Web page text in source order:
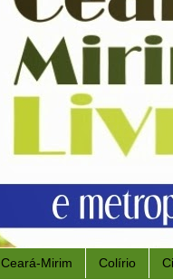
Ceará-Mirim Colírio